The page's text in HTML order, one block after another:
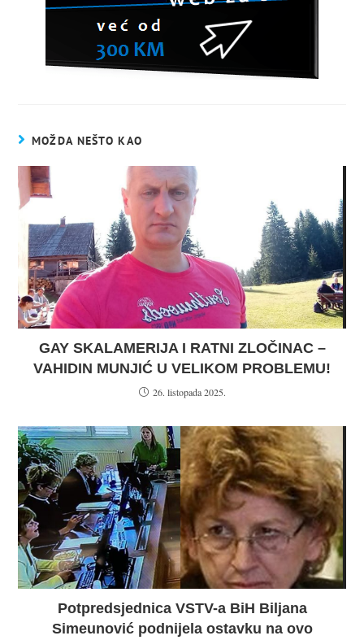
MOŽDA NEŠTO KAO
GAY SKALAMERIJA I RATNI ZLOČINAC –
VAHIDIN MUNJIĆ U VELIKOM PROBLEMU!
26. listopada 2025.
Potpredsjednica VSTV-a BiH Biljana
Simeunović podnijela ostavku na ovo